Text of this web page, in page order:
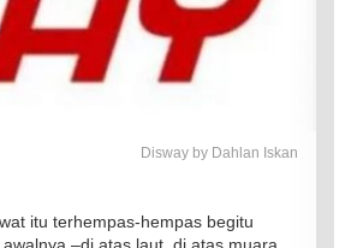
Disway by Dahlan Iskan
itu terhempas-hempas begitu